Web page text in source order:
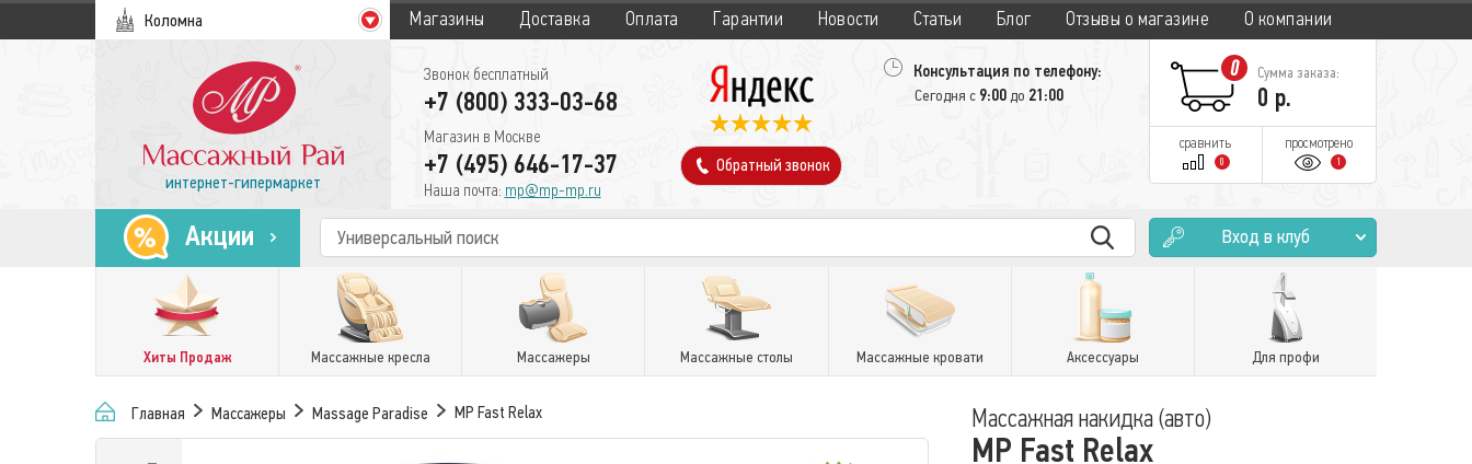
Коломна Магазины Доставка Оплата Гарантии Новости Статьи Блог Отзывы о магазине О компании
интернет-гипермаркет
Звонок бесплатный
+7 (800) 333-03-68
Магазин в Москве
+7 (495) 646-17-37
Наша почта: mp@mp-mp.ru
Обратный звонок
Консультация по телефону:
Сегодня с 9:00до 21:00
0 Сумма заказа:
0 р.
сравнить
0
просмотрено
1
Акции Вход в клуб
Хиты Продаж Массажные кресла Массажеры Массажные столы Массажные кровати Аксессуары Для профи
Главная Массажеры Massage Paradise MP Fast Relax Массажная накидка (авто)
MP Fast Relax